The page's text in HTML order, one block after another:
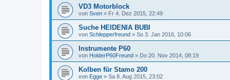
VD3 Motorblock
von Sven » Fr 4. Dez 2015, 22:49
Suche HEIDENIA BUBI
von Schlepperfreund » So 3. Jan 2016, 10:06
Instrumente P60
von HolderP60Freund » Do 20. Nov 2014, 08:19
Kolben für Stamo 200
von Egge » Sa 8. Aug 2015, 23:02